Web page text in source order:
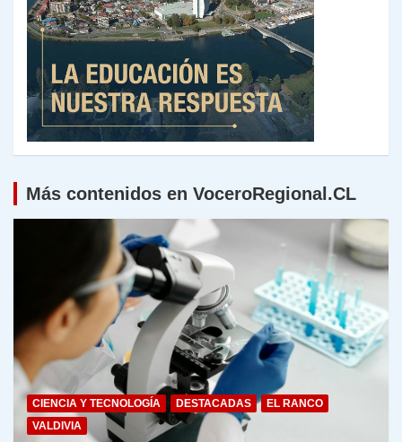
Más contenidos en VoceroRegional.CL
CIENCIA Y TECNOLOGÍA DESTACADAS
EL RANCO
VALDIVIA